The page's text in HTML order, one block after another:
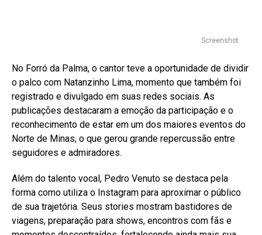
Screenshot
No Forró da Palma, o cantor teve a oportunidade de dividir
o palco com Natanzinho Lima, momento que também foi
registrado e divulgado em suas redes sociais. As
publicações destacaram a emoção da participação e o
reconhecimento de estar em um dos maiores eventos do
Norte de Minas, o que gerou grande repercussão entre
seguidores e admiradores.
Além do talento vocal, Pedro Venuto se destaca pela
forma como utiliza o Instagram para aproximar o público
de sua trajetória. Seus stories mostram bastidores de
viagens, preparação para shows, encontros com fãs e